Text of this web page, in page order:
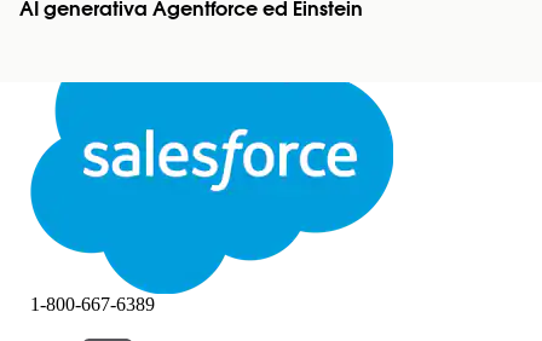
Ulteriori dettagli sono disponibili qui. Passa all'inglese
Chiudi Chiudi
AI generativa Agentforce ed Einstein
1-800-667-6389